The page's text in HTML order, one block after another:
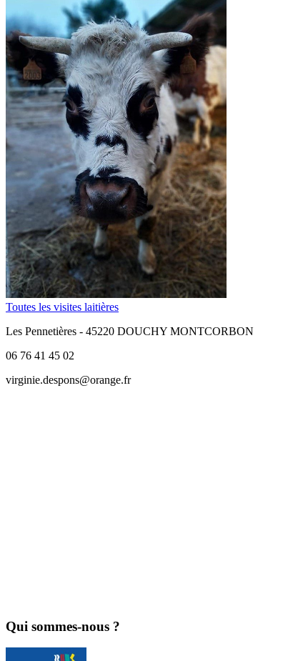
Toutes les visites laitières
Les Pennetières - 45220 DOUCHY MONTCORBON
06 76 41 45 02
virginie.despons@orange.fr
Qui sommes-nous ?